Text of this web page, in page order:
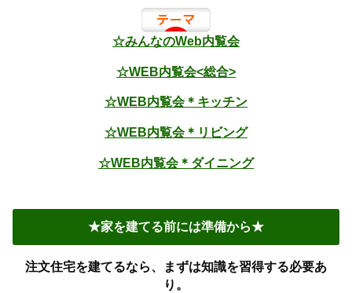
☆みんなのWeb内覧会
☆WEB内覧会<総合>
☆WEB内覧会＊キッチン
☆WEB内覧会＊リビング
☆WEB内覧会＊ダイニング
★家を建てる前には準備から★
注文住宅を建てるなら、まずは知識を習得する必要あ
り。